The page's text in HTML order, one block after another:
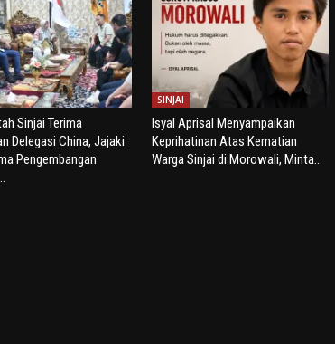
Sinjai Terima
Delegasi China, Jajaki
Pengembangan
SINJAI
Isyal Aprisal Menyampaikan
Keprihatinan Atas Kematian
Warga Sinjai di Morowali, Minta...